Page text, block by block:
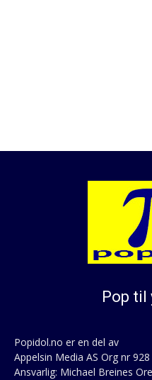
Pop til
Popidol.no er en del av
Appelsin Media AS Org nr
Ansvarlig: Michael Breines